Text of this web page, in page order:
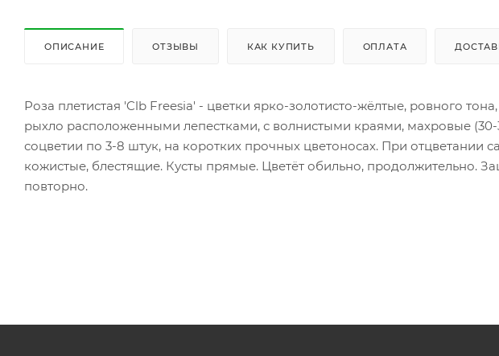
ОПИСАНИЕ ОТЗЫВЫ КАК КУПИТЬ ОПЛАТА
Роза плетистая 'Clb Freesia' - цветки ярко-золотисто-жёлтые, ровного
рыхло расположенными лепестками, с волнистыми краями, махровые (30-
соцветии по 3-8 штук, на коротких прочных цветоносах. При отцветании
кожистые, блестящие. Кусты прямые. Цветёт обильно, продолжительно.
повторно.